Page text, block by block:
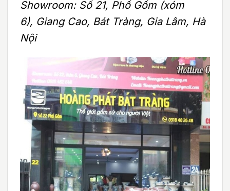
Showroom: Số 21, Phố Gốm (xóm
6), Giang Cao, Bát Tràng, Gia Lâm, Hà
Nội